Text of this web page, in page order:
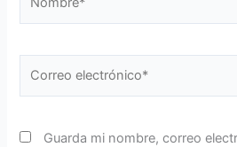
electrónico*
Guarda mi nombre, correo